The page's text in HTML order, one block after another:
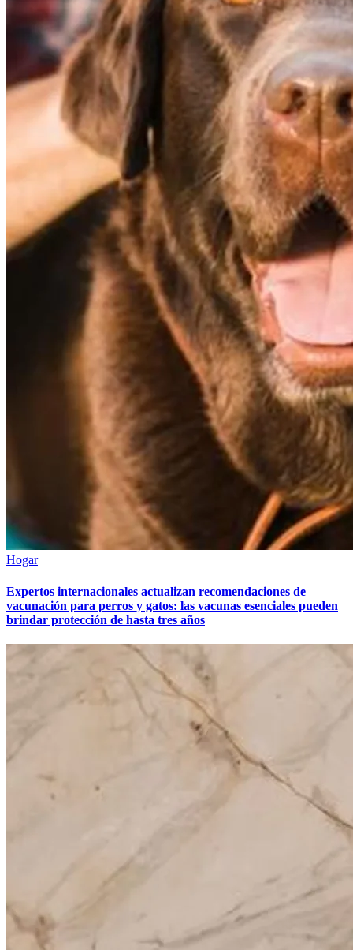
Hogar
Expertos internacionales actualizan recomendaciones de
vacunación para perros y gatos: las vacunas esenciales pueden
brindar protección de hasta tres años